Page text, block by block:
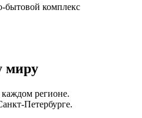
бытовой комплекс
миру
регионе.
Петербурге.